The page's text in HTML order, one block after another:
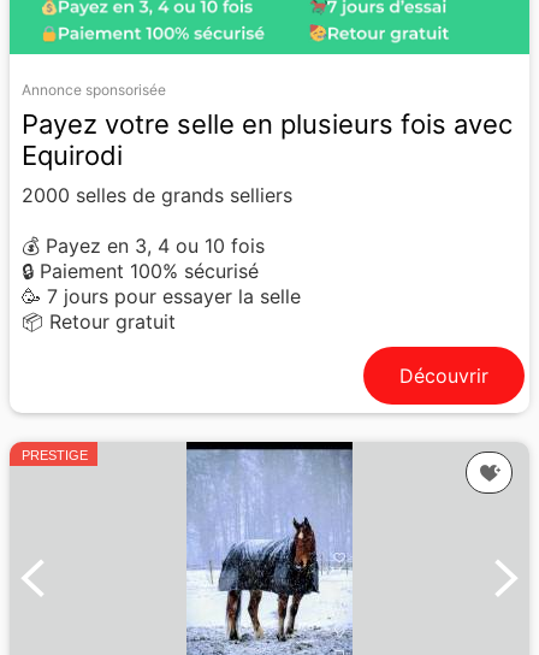
Annonce sponsorisée
Payez votre selle en plusieurs fois avec
Equirodi
2000 selles de grands selliers
💰 Payez en 3, 4 ou 10 fois
🔒 Paiement 100% sécurisé
🥳 7 jours pour essayer la selle
📦 Retour gratuit
Découvrir
PRESTIGE